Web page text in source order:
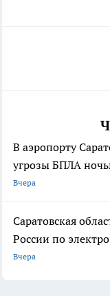
В аэропорту
угрозы БПЛА
Вчера
Саратовская
России по
Вчера